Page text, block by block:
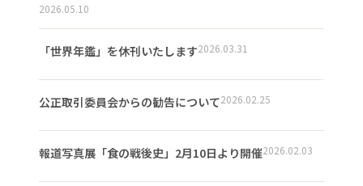
2026.05.10
「世界年鑑」を休刊いたします2026.03.31
公正取引委員会からの勧告について2026.02.25
報道写真展「食の戦後史」2月10日より開催2026.02.03